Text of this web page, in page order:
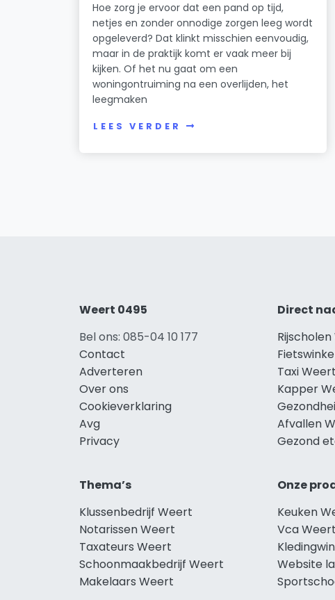
Hoe zorg je ervoor dat een pand op tijd,
netjes en zonder onnodige zorgen leeg wordt
opgeleverd? Dat klinkt misschien eenvoudig,
maar in de praktijk komt er vaak meer bij
kijken. Of het nu gaat om een
woningontruiming na een overlijden, het
leegmaken
LEES VERDER
Weert 0495
Bel ons: 085-04 10 177
Contact
Adverteren
Over ons
Cookieverklaring
Avg
Privacy
Direct
Taxi Weert
Kapper
Afvallen
Gezond
Thema’s
Klussenbedrijf Weert
Notarissen Weert
Taxateurs Weert
Schoonmaakbedrijf Weert
Makelaars Weert
Onze
Keuken
Vca Weert
Website